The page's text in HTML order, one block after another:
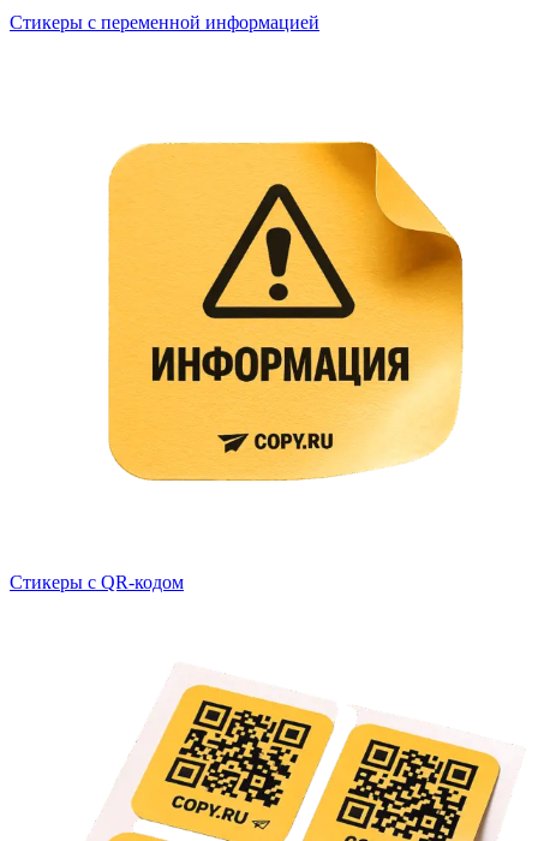
Стикеры с переменной информацией
Стикеры с QR-кодом